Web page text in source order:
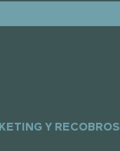
Y RECOBROS